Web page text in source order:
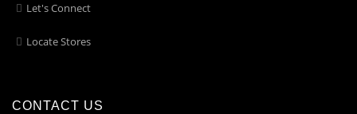
Let's Connect
Locate Stores
CONTACT US